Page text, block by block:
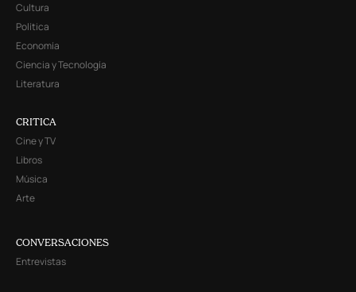
Cultura
Política
Economía
Ciencia y Tecnología
Literatura
CRITICA
Cine y TV
Libros
Música
Arte
CONVERSACIONES
Entrevistas